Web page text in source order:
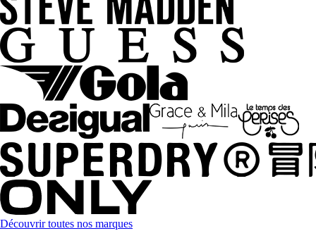
Découvrir toutes nos marques